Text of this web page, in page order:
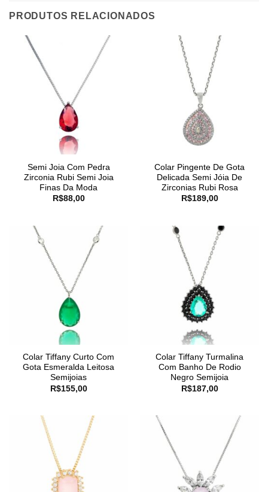
PRODUTOS RELACIONADOS
Semi Joia Com Pedra
Zirconia Rubi Semi Joia
Finas Da Moda
R$88,00
Colar Pingente De Gota
Delicada Semi Jóia De
Zirconias Rubi Rosa
R$189,00
Colar Tiffany Curto Com
Gota Esmeralda Leitosa
Semijoias
R$155,00
Colar Tiffany Turmalina
Com Banho De Rodio
Negro Semijoia
R$187,00